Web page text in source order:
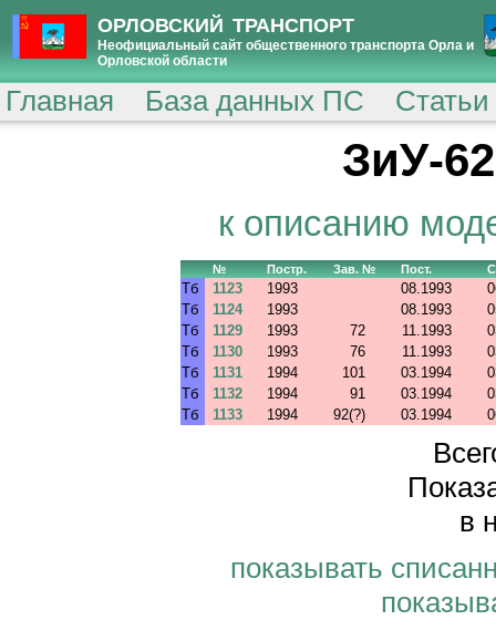
ОРЛОВСКИЙ ТРАНСПОРТ
Неофициальный сайт общественного транспорта Орла и
Орловской области
Главная База данных ПС
ЗиУ-
к описанию
№ Постр. Зав. № Пост.
Тб 1123 1993 08.1993
Тб
1124 1993 08.1993
Тб
1129 1993 72 11.1993
Тб
1130 1993 76 11.1993
Тб
1131 1994 101 03.1994
Тб
1132 1994 91 03.1994
Тб
1133 1994 92(?) 03.1994
в
показывать